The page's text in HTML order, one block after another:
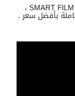
اختر ما يناسبك والقياس المطلوب من SMART FILM ،
بأفضل سعر .